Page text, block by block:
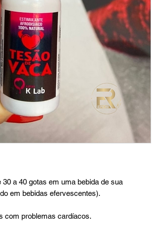
a 40 gotas em uma bebida de sua
em bebidas efervescentes).
com problemas cardíacos.